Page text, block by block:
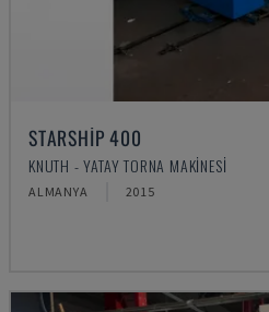
STARSHIP 400
KNUTH - YATAY TORNA MAKINESI
ALMANYA 2015